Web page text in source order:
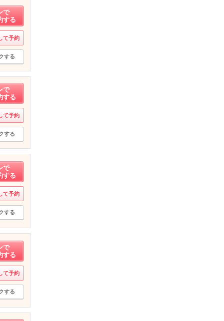
で
する
て予約
する
で
する
て予約
する
で
する
て予約
する
で
する
て予約
する